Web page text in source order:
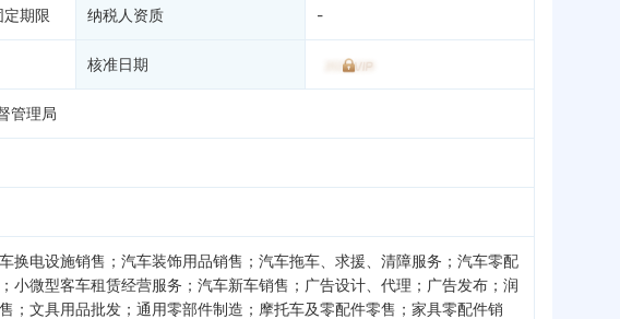
期限 纳税人资质 -
核准日期
管理局
电设施销售；汽车装饰用品销售；汽车拖车、求援、清障服务；汽车零配
微型客车租赁经营服务；汽车新车销售；广告设计、代理；广告发布；润
文具用品批发；通用零部件制造；摩托车及零配件零售；家具零配件销